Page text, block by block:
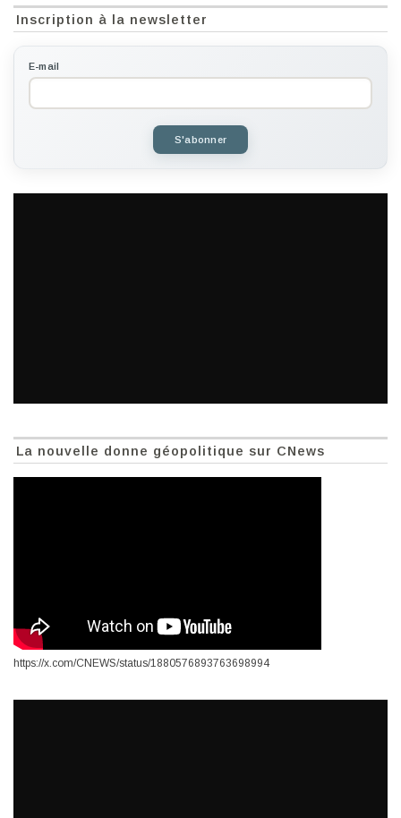
Inscription à la newsletter
E-mail
S'abonner
La nouvelle donne géopolitique sur CNews
https://x.com/CNEWS/status/1880576893763698994